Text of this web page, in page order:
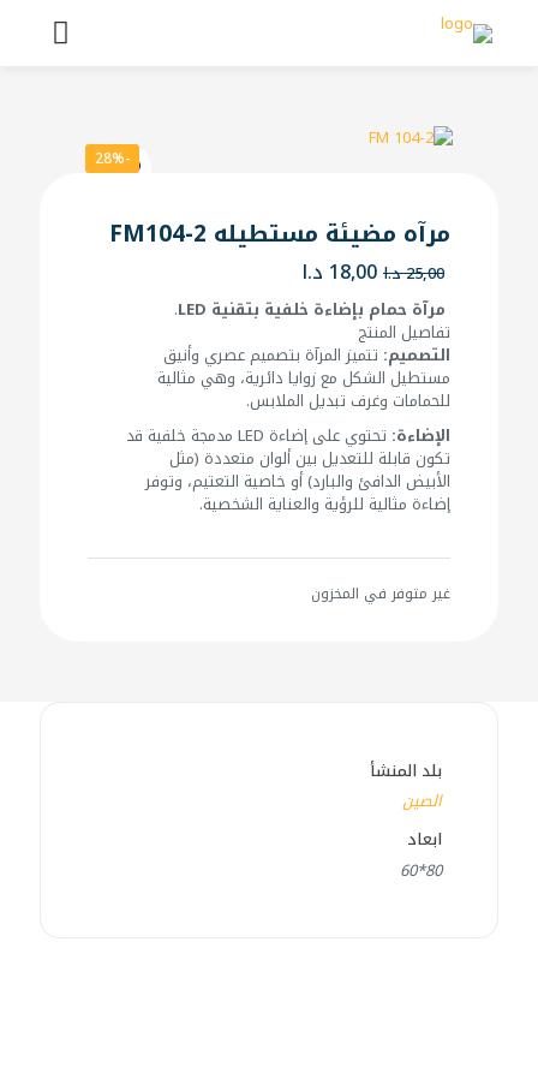
-28%
مرآه مضيئة مستطيله FM104-2
25,00د.ا السعر
الأصلي
هو:
25,00 د.ا.
18,00 د.ا
الحالي
هو:
مرآة حمام بإضاءة خلفية بتقنية LED .
تفاصيل المنتج
التصميم: تتميز المرآة بتصميم عصري وأنيق
مستطيل الشكل مع زوايا دائرية، وهي مثالية
للحمامات وغرف تبديل الملابس.
الإضاءة:
تحتوي على إضاءة LED مدمجة خلفية قد
تكون قابلة للتعديل بين ألوان متعددة (مثل
الأبيض الدافئ والبارد) أو خاصية التعتيم، وتوفر
إضاءة مثالية للرؤية والعناية الشخصية.
غير متوفر في المخزون
بلد المنشأ
الصين
ابعاد
80*60